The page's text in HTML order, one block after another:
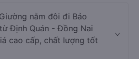
nằm đôi đi Bảo
Định Quán - Đồng Nai
cao cấp, chất lượng tốt